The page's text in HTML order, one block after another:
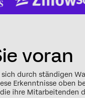
voran
durch ständigen
Erkenntnisse oben
ihre Mitarbeitenden